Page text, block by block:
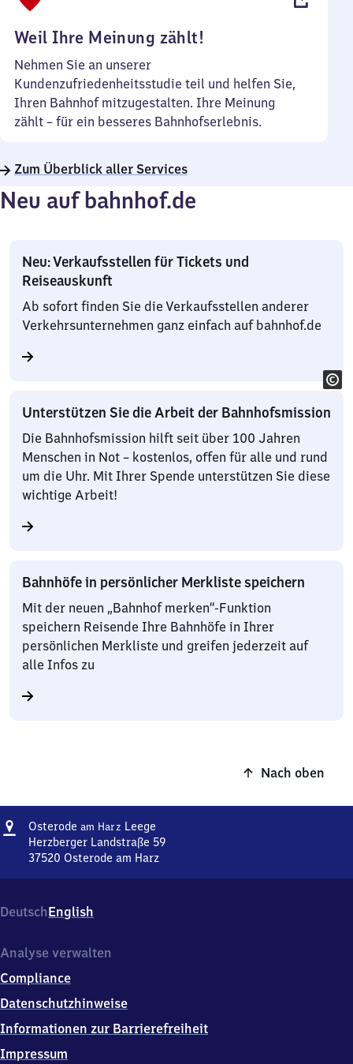
Weil Ihre Meinung zählt!
Nehmen Sie an unserer
Kundenzufriedenheitsstudie teil und helfen Sie,
Ihren Bahnhof mitzugestalten. Ihre Meinung
zählt – für ein besseres Bahnhofserlebnis.
Zum Überblick aller Services
Neu auf bahnhof.de
Neu: Verkaufsstellen für Tickets und
Reiseauskunft
Ab sofort finden Sie die Verkaufsstellen anderer
Verkehrsunternehmen ganz einfach auf bahnhof.de
Unterstützen Sie die Arbeit der Bahnhofsmission
Die Bahnhofsmission hilft seit über 100 Jahren
Menschen in Not – kostenlos, offen für alle und rund
um die Uhr. Mit Ihrer Spende unterstützen Sie diese
wichtige Arbeit!
Bahnhöfe in persönlicher Merkliste speichern
Mit der neuen „Bahnhof merken“-Funktion
speichern Reisende Ihre Bahnhöfe in Ihrer
persönlichen Merkliste und greifen jederzeit auf
alle Infos zu
Nach oben
Adresse
Osterode am Harz LeegeOsterode
am Harz
Leege
Herzberger Landstraße 59
37520 Osterode am Harz
Leege,
Herzberger
59,
7
5
0
Osterode
DeutschEnglish
Analyse verwalten
Compliance
Datenschutzhinweise
Informationen zur Barrierefreiheit
Impressum